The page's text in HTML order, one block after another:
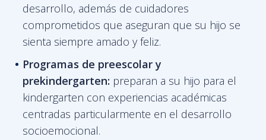
desarrollo, además de cuidadores
comprometidos que aseguran que su hijo se
sienta siempre amado y feliz.
Programas de preescolar y
prekindergarten: preparan a su hijo para el
kindergarten con experiencias académicas
centradas particularmente en el desarrollo
socioemocional.